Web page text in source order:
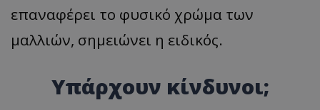
επαναφέρει το φυσικό χρώμα των
μαλλιών, σημειώνει η ειδικός.
Υπάρχουν κίνδυνοι;